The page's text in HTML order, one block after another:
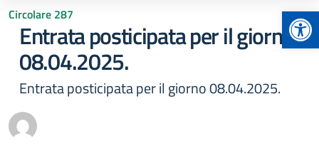
Circolare 287
Entrata posticipata per il giorno
08.04.2025.
Entrata posticipata per il giorno 08.04.2025.